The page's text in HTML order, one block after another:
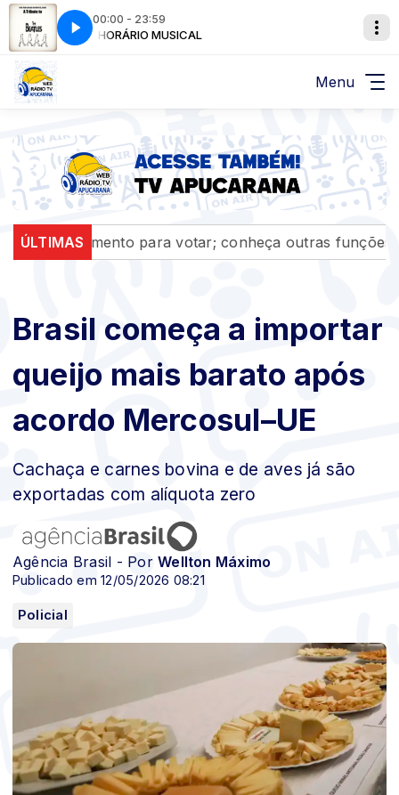
00:00 - 23:59
HORÁRIO MUSICAL
HANDS BEATLES - I WANT TO HOLD YOUR HANDS
Menu
ÚLTIMASpara votar; conheça outras funções úteis
Brasil começa a importar
queijo mais barato após
acordo Mercosul–UE
Cachaça e carnes bovina e de aves já são
exportadas com alíquota zero
Agência Brasil - PorWellton Máximo
Publicado em 12/05/2026 08:21
Policial